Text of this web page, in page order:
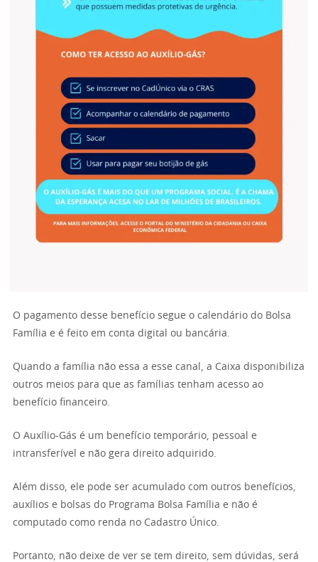
O pagamento desse benefício segue o calendário do Bolsa
Família e é feito em conta digital ou bancária.
Quando a família não essa a esse canal, a Caixa disponibiliza
outros meios para que as famílias tenham acesso ao
benefício financeiro.
O Auxílio-Gás é um benefício temporário, pessoal e
intransferível e não gera direito adquirido.
Além disso, ele pode ser acumulado com outros benefícios,
auxílios e bolsas do Programa Bolsa Família e não é
computado como renda no Cadastro Único.
Portanto, não deixe de ver se tem direito, sem dúvidas, será